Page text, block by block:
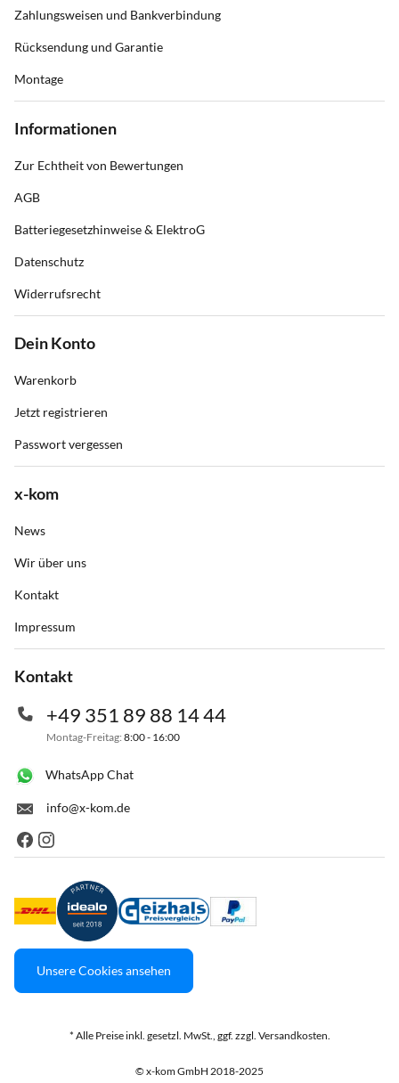
Zahlungsweisen und Bankverbindung
Rücksendung und Garantie
Montage
Informationen
Zur Echtheit von Bewertungen
AGB
Batteriegesetzhinweise & ElektroG
Datenschutz
Widerrufsrecht
Dein Konto
Warenkorb
Jetzt registrieren
Passwort vergessen
x-kom
News
Wir über uns
Kontakt
Impressum
Kontakt
+49 351 89 88 14 44
Montag-Freitag: 8:00 - 16:00
WhatsApp Chat
info@x-kom.de
Unsere Cookies ansehen
© x-kom GmbH 2018-2025
* Alle Preise inkl. gesetzl. MwSt., ggf. zzgl. Versandkosten.